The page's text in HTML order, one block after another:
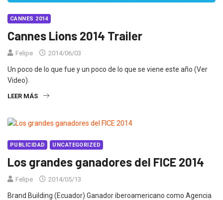
CANNES 2014
Cannes Lions 2014 Trailer
Felipe 2014/06/03
Un poco de lo que fue y un poco de lo que se viene este año (Ver
Video).
LEER MÁS
PUBLICIDAD UNCATEGORIZED
Los grandes ganadores del FICE 2014
Felipe 2014/05/13
Brand Building (Ecuador) Ganador iberoamericano como Agencia